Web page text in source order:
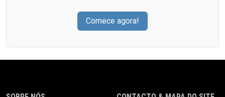
Comece agora!